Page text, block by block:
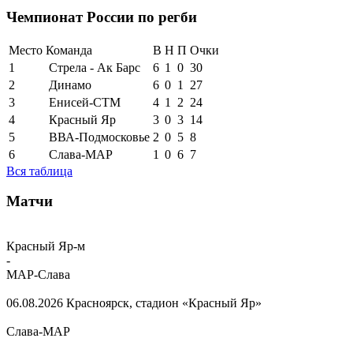
Чемпионат России по регби
Место Команда В Н П Очки
1
Стрела - Ак Барс 6 1 0 30
2
Динамо 6 0 1
27
3
Енисей-СТМ 4 1 2 24
4
Красный Яр 3 0 3 14
5
ВВА-Подмосковье 2 0 5 8
6
Слава-МАР 1 0 6 7
Вся таблица
Матчи
Красный Яр-м
-
МАР-Слава
06.08.2026 Красноярск, стадион «Красный Яр»
Слава-МАР